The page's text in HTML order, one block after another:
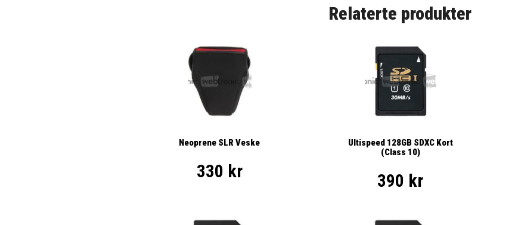
Relaterte produkter
Neoprene SLR Veske
330 kr
Ultispeed 128GB SDXC Kort
(Class 10)
390 kr